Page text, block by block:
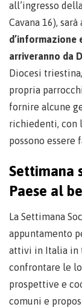
all’ingresso
Cavana 16),
d’informazione
arriveranno da
Diocesi
propria
fornire alcune
richiedenti, con
possono essere
Settimana
Paese al
La Settimana
appuntamento
attivi in Italia in
confrontare le
prospettive e
comuni e